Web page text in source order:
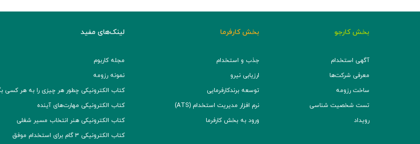
بخش کارجو
آگهی استخدام
معرفی شرکت‌ها
ساخت رزومه
تست شخصیت شناسی
رویداد
بخش کارفرما
جذب و استخدام
ارزیابی نیرو
توسعه برند‌کارفرمایی
نرم افزار مدیریت استخدام (ATS)
ورود به بخش کارفرما
لینک‌های مفید
مجله کاربوم
نمونه رزومه
کتاب الکترونیکی چطور هر چیزی را به هر کسی
کتاب الکترونیکی مهارت‌های آینده
کتاب الکترونیکی هنر انتخاب مسیر شغلی
کتاب الکترونیکی ۳ گام برای استخدام موفق